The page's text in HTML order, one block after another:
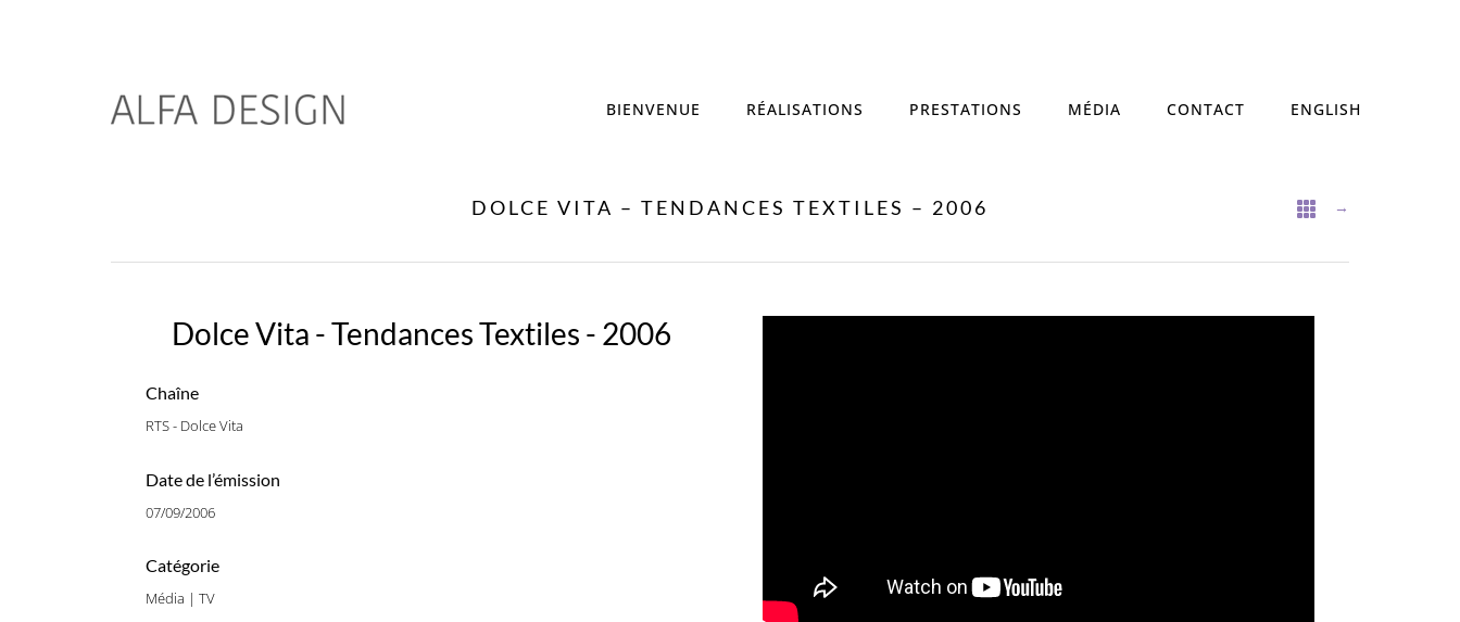
BIENVENUE RÉALISATIONS PRESTATIONS MÉDIA CONTACT ENGLISH
DOLCE VITA – TENDANCES TEXTILES – 2006 →

Dolce Vita - Tendances Textiles - 2006
Chaîne
RTS - Dolce Vita
Date de l’émission
07/09/2006
Catégorie
Média | TV